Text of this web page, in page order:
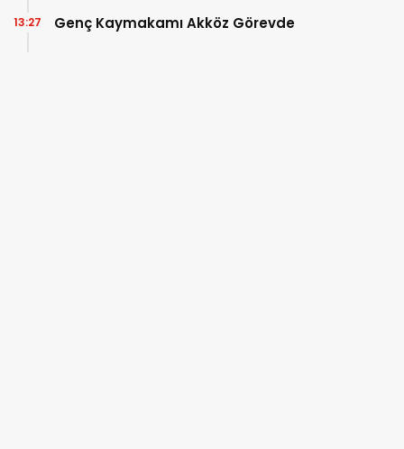
Genç Kaymakamı Akköz Görevde
13:27